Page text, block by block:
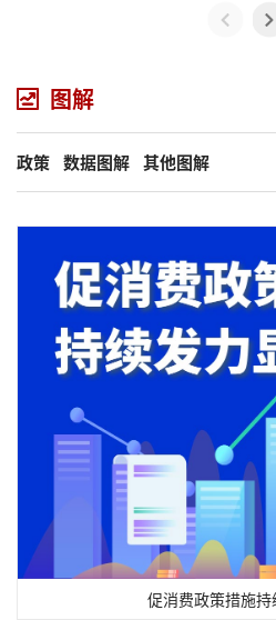
图解
政策 数据图解 其他图解
促消费政策措施